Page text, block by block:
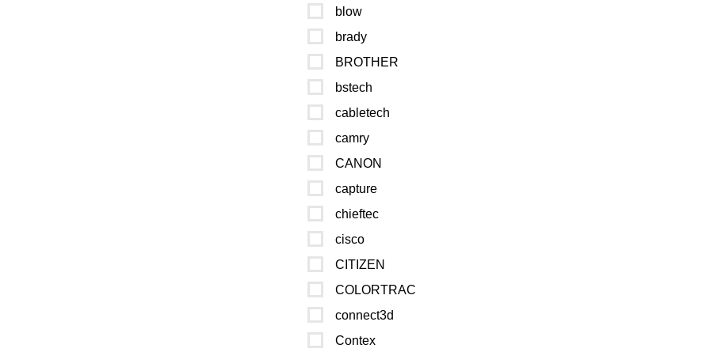
blow
brady
BROTHER
bstech
cabletech
camry
CANON
capture
chieftec
cisco
CITIZEN
COLORTRAC
connect3d
Contex